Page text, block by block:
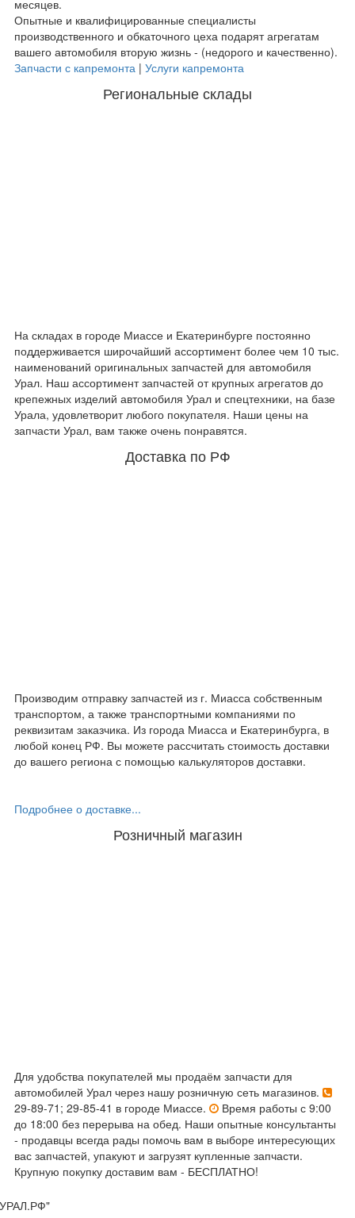
месяцев.
Опытные и квалифицированные специалисты
производственного и обкаточного цеха подарят агрегатам
вашего автомобиля вторую жизнь - (недорого и качественно).
Запчасти с капремонта | Услуги капремонта
Региональные склады
На складах в городе Миассе и Екатеринбурге постоянно
поддерживается широчайший ассортимент более чем 10 тыс.
наименований оригинальных запчастей для автомобиля
Урал. Наш ассортимент запчастей от крупных агрегатов до
крепежных изделий автомобиля Урал и спецтехники, на базе
Урала, удовлетворит любого покупателя. Наши цены на
запчасти Урал, вам также очень понравятся.
Доставка по РФ
Производим отправку запчастей из г. Миасса собственным
транспортом, а также транспортными компаниями по
реквизитам заказчика. Из города Миасса и Екатеринбурга, в
любой конец РФ. Вы можете рассчитать стоимость доставки
до вашего региона с помощью калькуляторов доставки.
Подробнее о доставке...
Розничный магазин
Для удобства покупателей мы продаём запчасти для
автомобилей Урал через нашу розничную сеть магазинов.
29-89-71; 29-85-41 в городе Миассе.
Время работы с 9:00
до 18:00 без перерыва на обед. Наши опытные консультанты
- продавцы всегда рады помочь вам в выборе интересующих
вас запчастей, упакуют и загрузят купленные запчасти.
Крупную покупку доставим вам - БЕСПЛАТНО!